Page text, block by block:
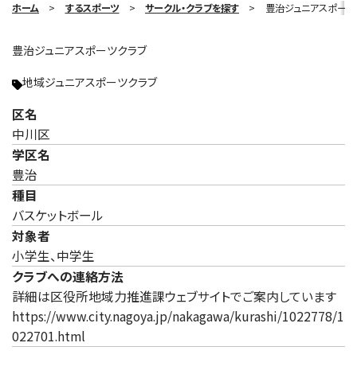
ホーム するスポーツ サークル・クラブを探す 豊治ジュニアスポーツ
豊治ジュニアスポーツクラブ
地域ジュニアスポーツクラブ
区名
中川区
学区名
豊治
種目
バスケットボール
対象者
小学生、中学生
クラブへの連絡方法
詳細は区役所地域力推進課ウェブサイトでご案内しています
https://www.city.nagoya.jp/nakagawa/kurashi/1022778/1
022701.html